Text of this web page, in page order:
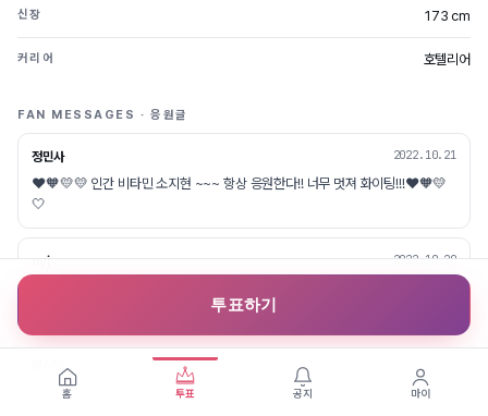
신장 173 cm
커리어 호텔리어
FAN MESSAGES · 응원글
정민사 2022.10.21
❤️🧡💛💛 인간 비타민 소지현 ~~~ 항상 응원한다!! 너무 멋져 화이팅!!!❤️🧡💛
🤍
nyj 2022.10.20
기자~~ 최고로 멋져~!👍🏻👍🏻 ✨✨✨✨✨✨✨✨✨✨✨✨✨✨
투표하기
홈 투표 공지 마이